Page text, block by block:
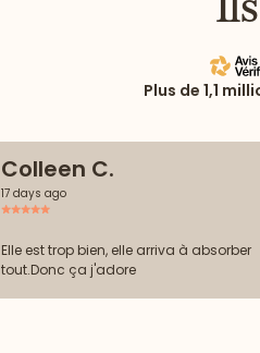
Plus de 1,1
Colleen C.
17 days ago
Elle est trop bien, elle arriva à absorber
tout.Donc ça j'adore